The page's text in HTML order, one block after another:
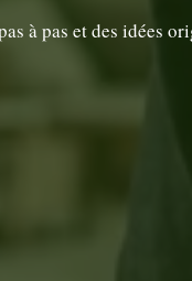
à pas et des idées